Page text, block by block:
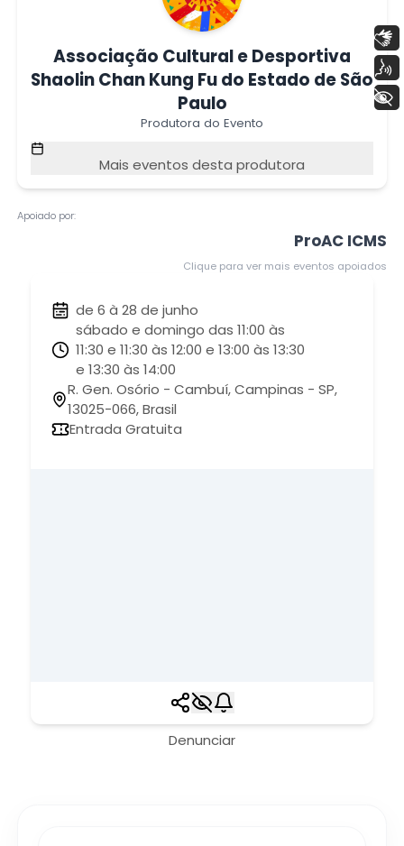
Associação Cultural e Desportiva
Shaolin Chan Kung Fu do Estado de São
Paulo
Produtora do Evento
Mais eventos desta produtora
Apoiado por:
ProAC ICMS
Clique para ver mais eventos apoiados
de 6 à 28 de junho
sábado e domingo das 11:00 às
11:30 e 11:30 às 12:00 e 13:00 às 13:30
e 13:30 às 14:00
R. Gen. Osório - Cambuí, Campinas - SP,
13025-066, Brasil
Entrada Gratuita
Denunciar
Voz
+ Acessibilidade